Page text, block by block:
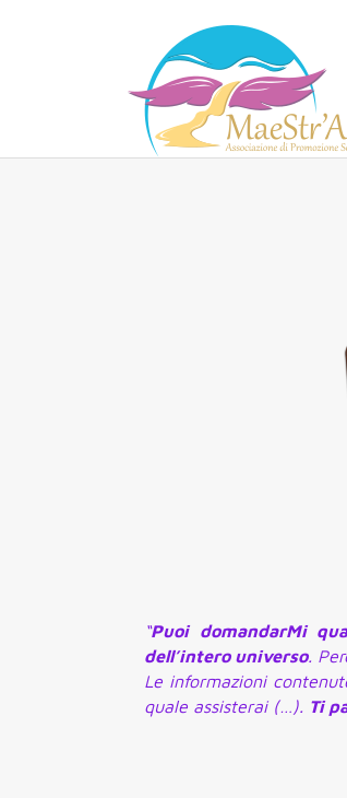
“Puoi domandarMi
dell’intero universo.
Le informazioni
quale assisterai (…). Ti